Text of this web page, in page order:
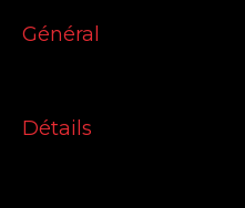
Général
Détails